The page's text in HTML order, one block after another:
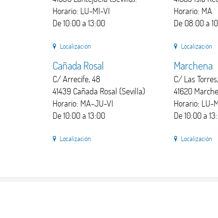
Horario: LU-MI-VI
De 10:00 a 13:00
Localización
Horario: MA
De 08:00 a
Localización
Cañada Rosal
C/ Arrecife, 48
41439 Cañada Rosal (Sevilla)
Horario: MA-JU-VI
De 10:00 a 13:00
Localización
Marchena
C/ Las
41620
Horario:
De 10:00 a
Localización